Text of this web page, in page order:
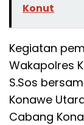
Konut
Kegiatan
Wakapolres
S.Sos
Konawe
Cabang